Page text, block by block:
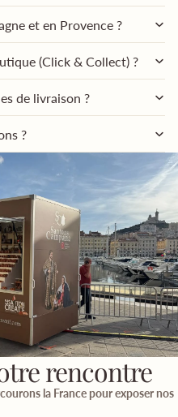
et en Provence ?
(Click & Collect) ?
de livraison ?
?
rencontre
la France pour exposer nos